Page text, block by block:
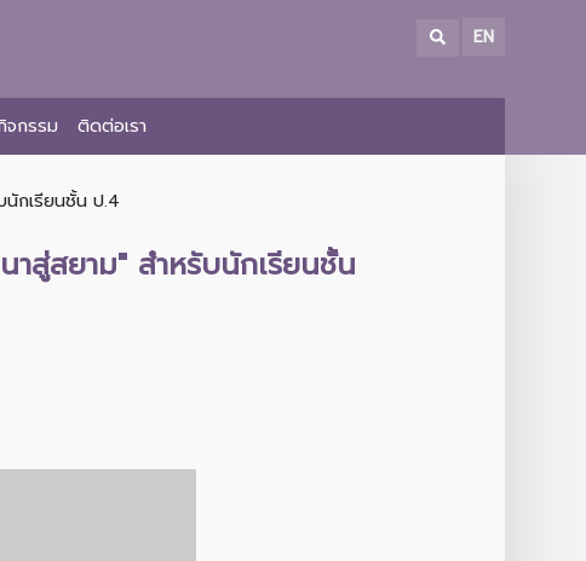
EN
จกรรม ติดต่อเรา
นักเรียนชั้น ป.4
าสู่สยาม" สำหรับนักเรียนชั้น